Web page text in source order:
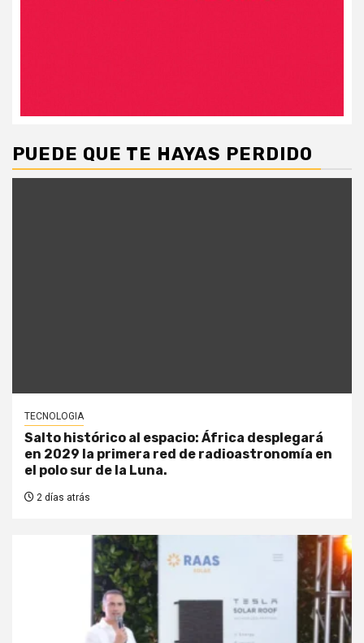
PUEDE QUE TE HAYAS PERDIDO
TECNOLOGIA
Salto histórico al espacio: África desplegará
en 2029 la primera red de radioastronomía en
el polo sur de la Luna.
2 días atrás